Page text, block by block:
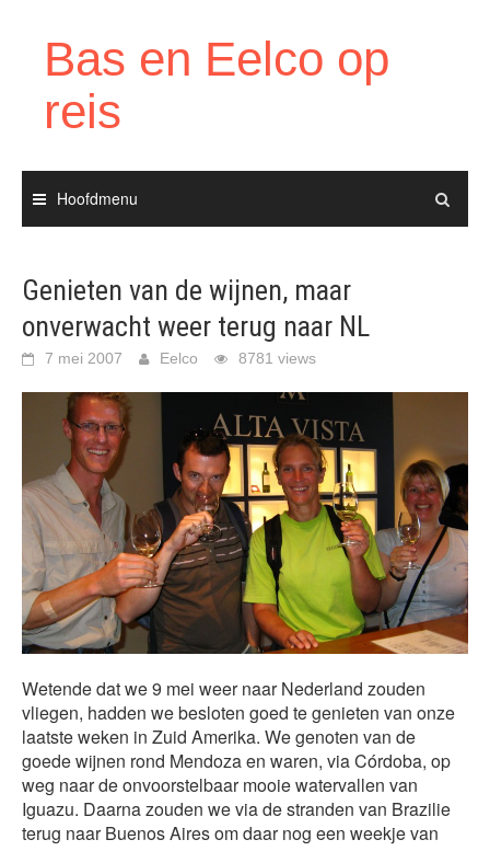
Bas en Eelco op
reis
Hoofdmenu
Genieten van de wijnen, maar
onverwacht weer terug naar NL
7 mei 2007 Eelco 8781 views
Wetende dat we 9 mei weer naar Nederland zouden
vliegen, hadden we besloten goed te genieten van onze
laatste weken in Zuid Amerika. We genoten van de
goede wijnen rond Mendoza en waren, via Córdoba, op
weg naar de onvoorstelbaar mooie watervallen van
Iguazu. Daarna zouden we via de stranden van Brazilie
terug naar Buenos Aires om daar nog een weekje van